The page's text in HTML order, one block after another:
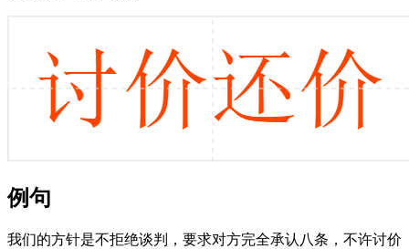
例句
我们的方针是不拒绝谈判，要求对方完全承认八条，不许讨价